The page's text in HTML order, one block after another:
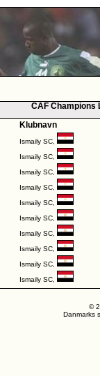
CAF
Klubnavn
Ismaily SC,
Ismaily SC,
Ismaily SC,
Ismaily SC,
Ismaily SC,
Ismaily SC,
Ismaily SC,
Ismaily SC,
Ismaily SC,
Ismaily SC,
©
Danmarks